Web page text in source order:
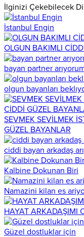
İlginizi Çekebilecek
İstanbul Engin
OLGUN BAKIMLI
bayan partner
olgun bayanları
SEVMEK SEVİLMEK
GÜZEL BAYANLAR
ciddi bayan arkadaş
Kalbine Dokunan Biri
Namazini kilan es
HAYAT ARKADAŞIMI
Güzel dostluklar için